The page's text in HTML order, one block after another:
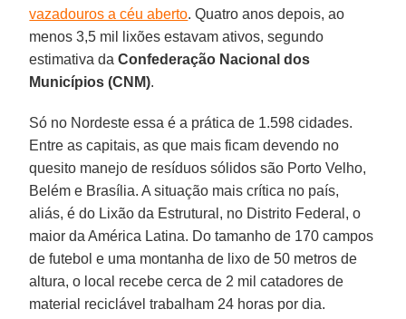
vazadouros a céu aberto. Quatro anos depois, ao
menos 3,5 mil lixões estavam ativos, segundo
estimativa daConfederação Nacional dos
Municípios (CNM).
Só no Nordeste essa é a prática de 1.598 cidades.
Entre as capitais, as que mais ficam devendo no
quesito manejo de resíduos sólidos são Porto Velho,
Belém e Brasília. A situação mais crítica no país,
aliás, é do Lixão da Estrutural, no Distrito Federal, o
maior da América Latina. Do tamanho de 170 campos
de futebol e uma montanha de lixo de 50 metros de
altura, o local recebe cerca de 2 mil catadores de
material reciclável trabalham 24 horas por dia.